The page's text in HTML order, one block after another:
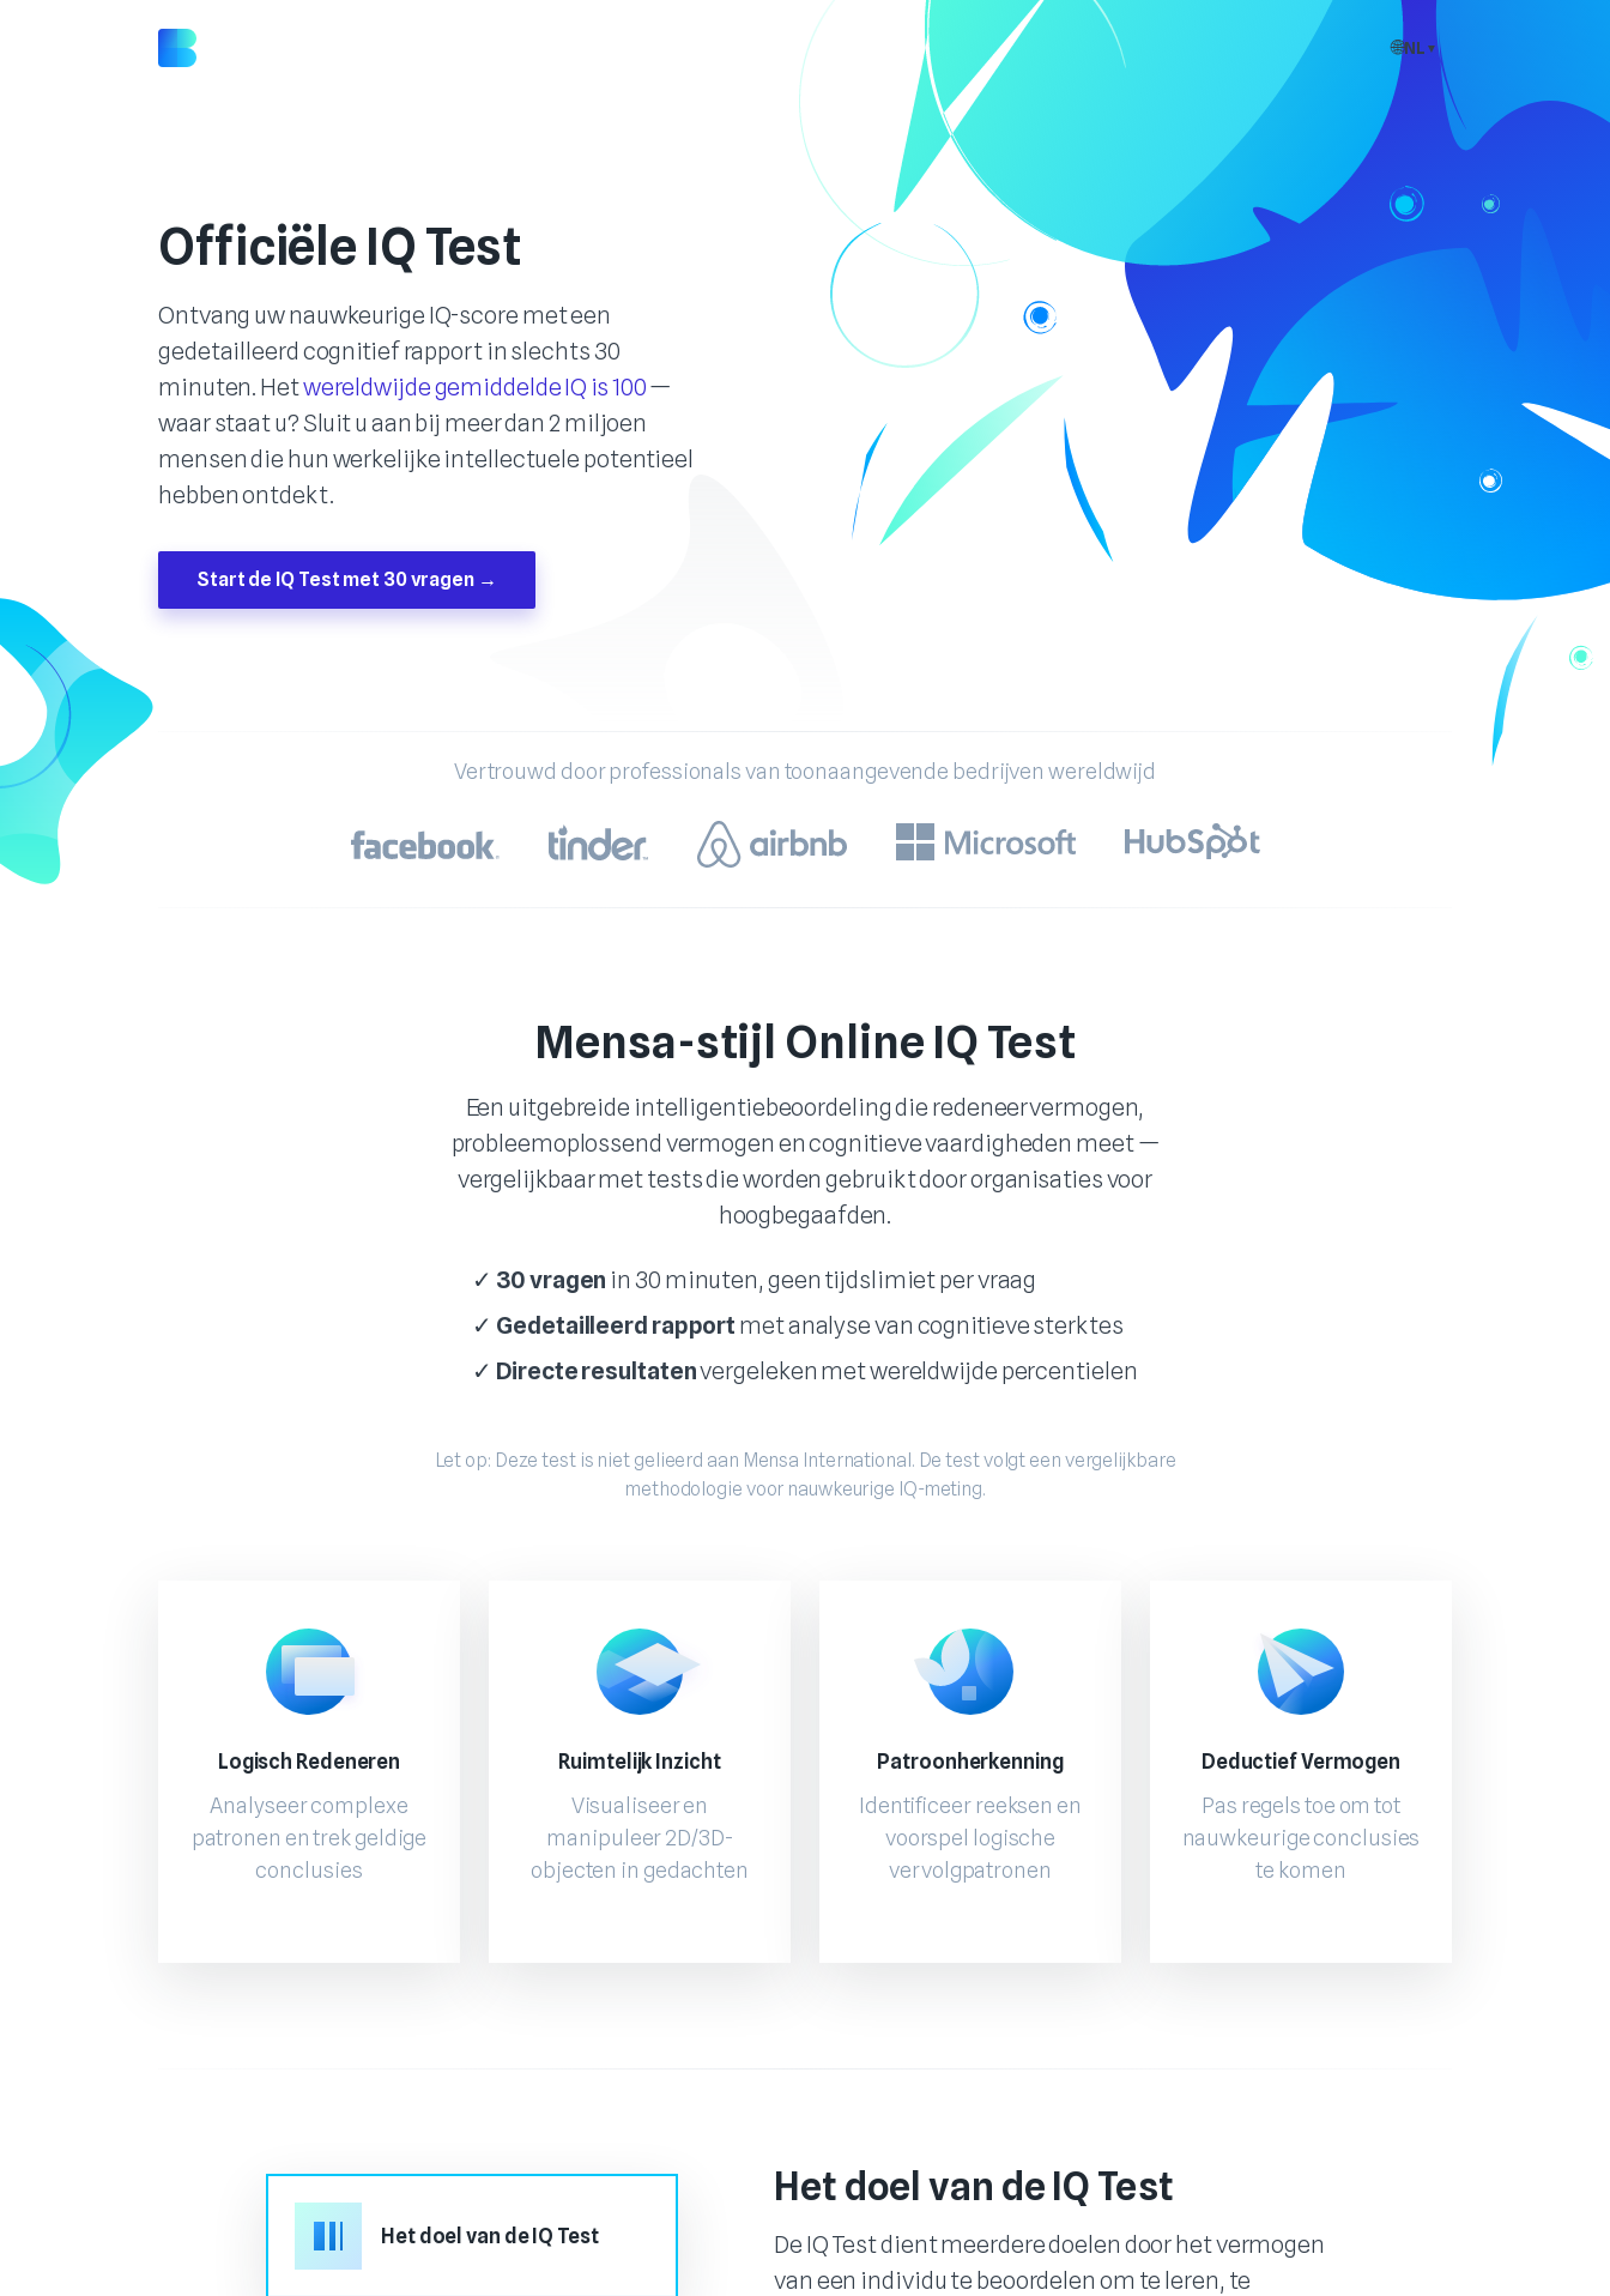
🌐NL ▼
Officiële IQ Test
Ontvang uw nauwkeurige IQ-score met een
gedetailleerd cognitief rapport in slechts 30
minuten. Hetwereldwijde gemiddelde IQ is 100—
waar staat u? Sluit u aan bij meer dan 2 miljoen
mensen die hun werkelijke intellectuele potentieel
hebben ontdekt.
Start de IQ Test met 30 vragen →
Vertrouwd door professionals van toonaangevende bedrijven wereldwijd
Mensa-stijl Online IQ Test
Een uitgebreide intelligentiebeoordeling die redeneervermogen,
probleemoplossend vermogen en cognitieve vaardigheden meet —
vergelijkbaar met tests die worden gebruikt door organisaties voor
hoogbegaafden.
✓ 30 vragen in 30 minuten, geen tijdslimiet per vraag
✓ Gedetailleerd rapport met analyse van cognitieve sterktes
✓ Directe resultatenvergeleken met wereldwijde percentielen
Let op: Deze test is niet gelieerd aan Mensa International. De test volgt een vergelijkbare
methodologie voor nauwkeurige IQ-meting.
Logisch Redeneren
Analyseer complexe
patronen en trek geldige
conclusies
Ruimtelijk Inzicht
Visualiseer en
manipuleer 2D/3D-
objecten in gedachten
Patroonherkenning
Identificeer reeksen en
voorspel logische
vervolgpatronen
Deductief Vermogen
Pas regels toe om tot
nauwkeurige conclusies
te komen
Het doel van de IQ Test
Het doel van de IQ Test
De IQ Test dient meerdere doelen door het vermogen
van een individu te beoordelen om te leren, te